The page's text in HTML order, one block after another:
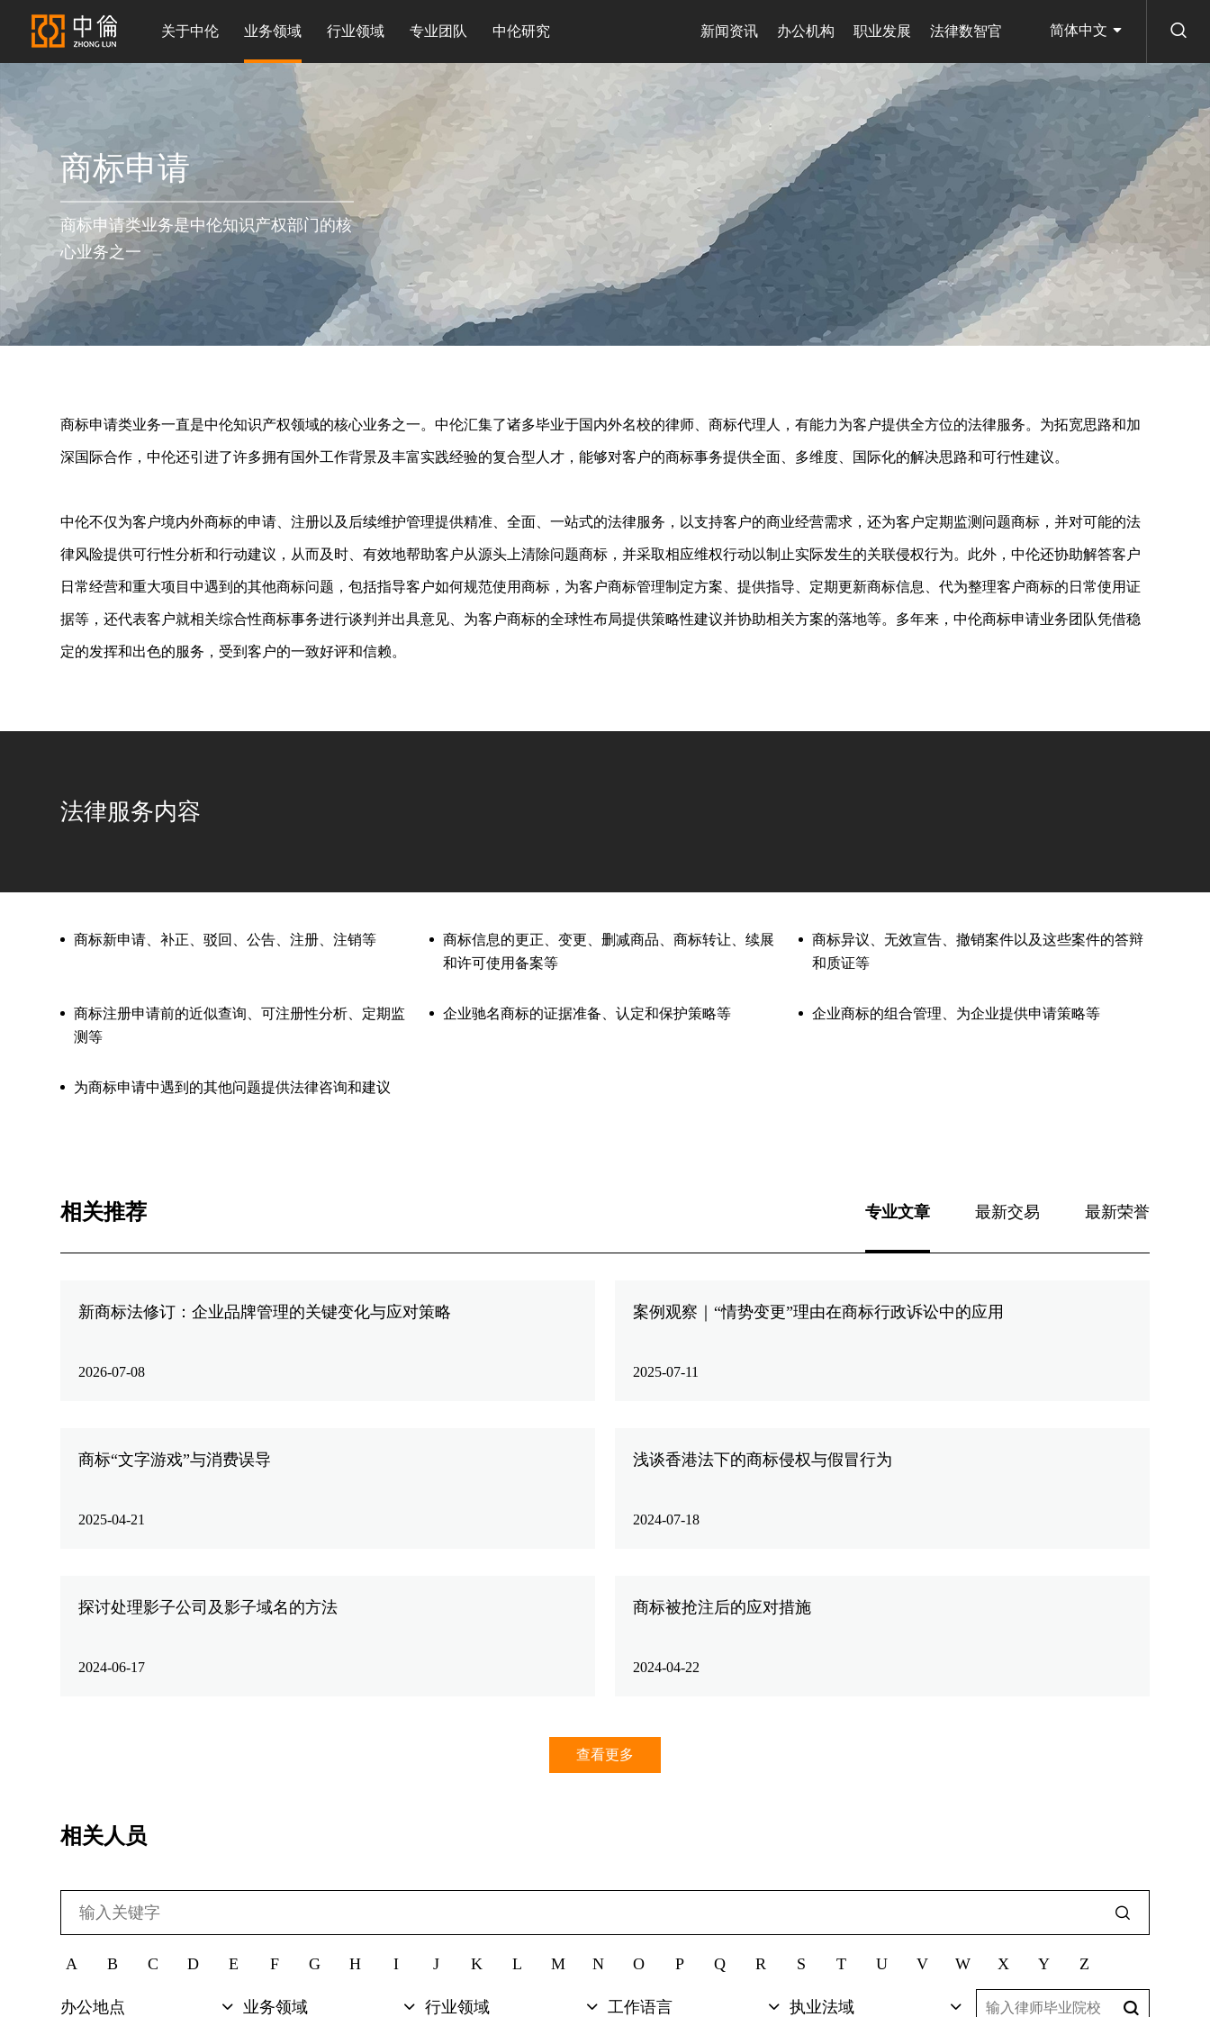
关于中伦 业务领域 行业领域 专业团队 中伦研究 新闻资讯 办公机构 职业发展 法律数智官 简体中文
商标申请
商标申请类业务是中伦知识产权部门的核
心业务之一
商标申请类业务一直是中伦知识产权领域的核心业务之一。中伦汇集了诸多毕业于国内外名校的律师、商标代理人，有能力为客户提供全方位的法律服务。为拓宽思路和加
深国际合作，中伦还引进了许多拥有国外工作背景及丰富实践经验的复合型人才，能够对客户的商标事务提供全面、多维度、国际化的解决思路和可行性建议。
中伦不仅为客户境内外商标的申请、注册以及后续维护管理提供精准、全面、一站式的法律服务，以支持客户的商业经营需求，还为客户定期监测问题商标，并对可能的法
律风险提供可行性分析和行动建议，从而及时、有效地帮助客户从源头上清除问题商标，并采取相应维权行动以制止实际发生的关联侵权行为。此外，中伦还协助解答客户
日常经营和重大项目中遇到的其他商标问题，包括指导客户如何规范使用商标，为客户商标管理制定方案、提供指导、定期更新商标信息、代为整理客户商标的日常使用证
据等，还代表客户就相关综合性商标事务进行谈判并出具意见、为客户商标的全球性布局提供策略性建议并协助相关方案的落地等。多年来，中伦商标申请业务团队凭借稳
定的发挥和出色的服务，受到客户的一致好评和信赖。
法律服务内容
商标新申请、补正、驳回、公告、注册、注销等
商标信息的更正、变更、删减商品、商标转让、续展
和许可使用备案等
商标异议、无效宣告、撤销案件以及这些案件的答辩
和质证等
商标注册申请前的近似查询、可注册性分析、定期监
测等
企业驰名商标的证据准备、认定和保护策略等 企业商标的组合管理、为企业提供申请策略等
为商标申请中遇到的其他问题提供法律咨询和建议
相关推荐 专业文章 最新交易 最新荣誉
新商标法修订：企业品牌管理的关键变化与应对策略
2026-07-08
案例观察｜“情势变更”理由在商标行政诉讼中的应用
2025-07-11
商标“文字游戏”与消费误导
2025-04-21
浅谈香港法下的商标侵权与假冒行为
2024-07-18
探讨处理影子公司及影子域名的方法
2024-06-17
商标被抢注后的应对措施
2024-04-22
查看更多
相关人员
A B C D E F G H I J K L M N O P Q R S T U V W X Y Z
办公地点 业务领域 行业领域 工作语言 执业法域